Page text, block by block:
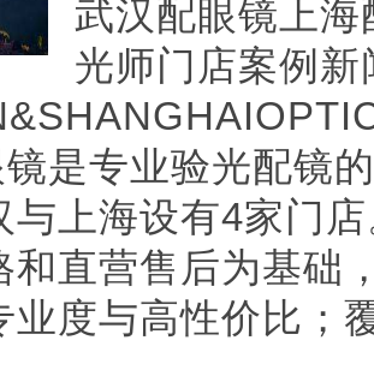
武汉配眼镜上
光师门店案例新
是专业验光配镜
与上海设有4家门
和直营售后为基础
业度与高性价比；